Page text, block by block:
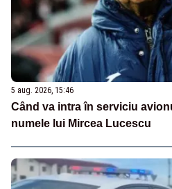
5 aug. 2026, 15:46
Când va intra în serviciu
numele lui Mircea Lucescu